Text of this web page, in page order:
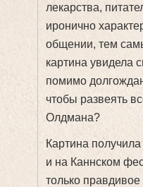
лекарства,
иронично
общении, тем
картина увидела
помимо
чтобы развеять
Олдмана?
Картина
и на Каннском
только правдивое